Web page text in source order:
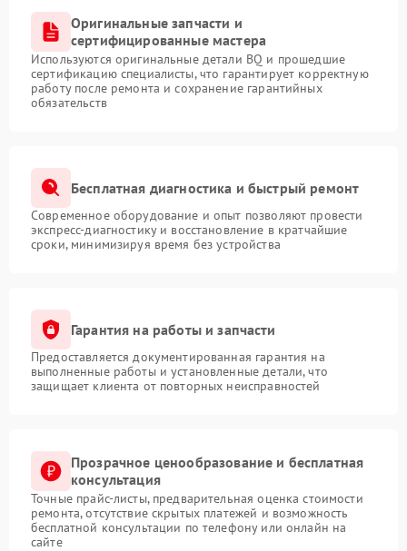
Оригинальные запчасти и
сертифицированные мастера
Используются оригинальные детали BQ и прошедшие
сертификацию специалисты, что гарантирует корректную
работу после ремонта и сохранение гарантийных
обязательств
Бесплатная диагностика и быстрый ремонт
Современное оборудование и опыт позволяют провести
экспресс-диагностику и восстановление в кратчайшие
сроки, минимизируя время без устройства
Гарантия на работы и запчасти
Предоставляется документированная гарантия на
выполненные работы и установленные детали, что
защищает клиента от повторных неисправностей
Прозрачное ценообразование и бесплатная
консультация
Точные прайс-листы, предварительная оценка стоимости
ремонта, отсутствие скрытых платежей и возможность
бесплатной консультации по телефону или онлайн на
сайте